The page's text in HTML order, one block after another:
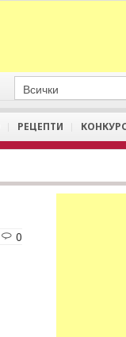
РЕЦЕПТИ
0